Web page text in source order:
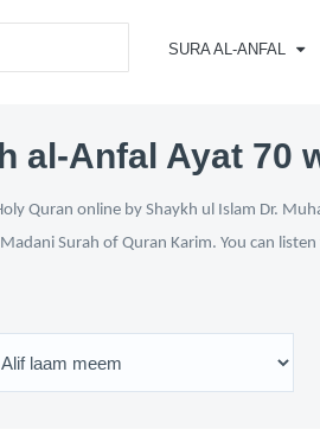
SURA AL-ANFAL
al-Anfal Ayat 70
Quran online by Shaykh ul Islam Dr.
Surah of Quran Karim. You can